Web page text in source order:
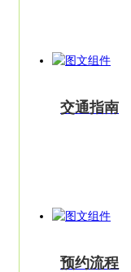
交通指南
预约流程